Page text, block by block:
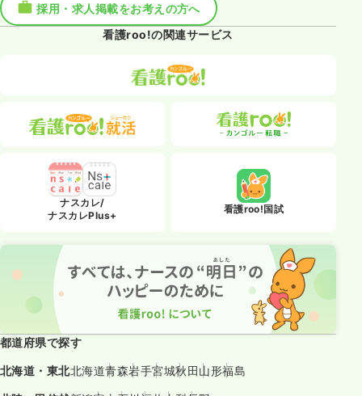
採用・求人掲載をお考えの方へ
看護roo!の関連サービス
ナスカレ/
ナスカレPlus+
看護roo!国試
都道府県で探す
北海道・東北北海道青森岩手宮城秋田山形福島